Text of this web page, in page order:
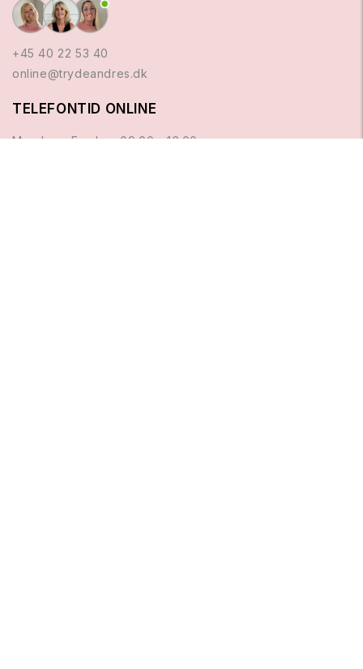
+45 40 22 53 40
online@trydeandres.dk
TELEFONTID ONLINE
Mandag - Fredag: 09.00 - 16.00